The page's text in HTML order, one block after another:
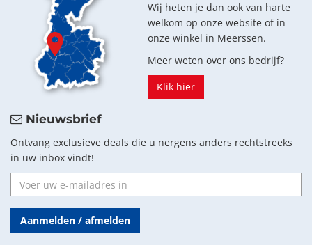
Wij heten je dan ook van harte
welkom op onze website of in
onze winkel in Meerssen.
Meer weten over ons bedrijf?
Klik hier
Nieuwsbrief
Ontvang exclusieve deals die u nergens anders rechtstreeks
in uw inbox vindt!
Aanmelden / afmelden